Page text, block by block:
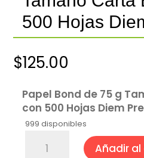
500 Hojas
$125.00
Papel Bond de 75 g
con 500 Hojas Diem
999 disponibles
Añadir